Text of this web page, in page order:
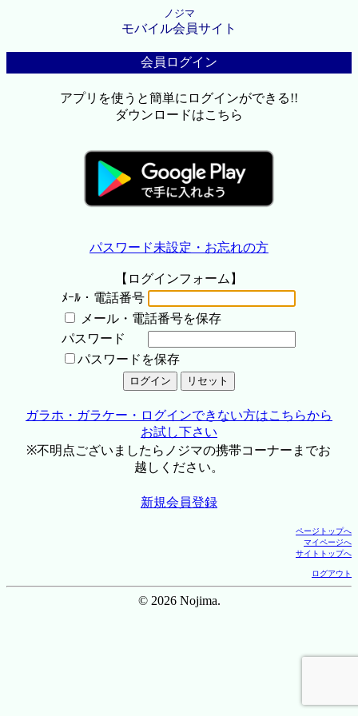
ノジマ
モバイル会員サイト
会員ログイン
アプリを使うと簡単にログインができる!!
ダウンロードはこちら
パスワード未設定・お忘れの方
【ログインフォーム】
ﾒｰﾙ・電話番号
メール・電話番号を保存
パスワード
パスワードを保存
ガラホ・ガラケー・ログインできない方はこちらから
お試し下さい
※不明点ございましたらノジマの携帯コーナーまでお
越しください。
新規会員登録
ページトップへ
マイページへ
サイトトップへ
ログアウト
© 2026 Nojima.